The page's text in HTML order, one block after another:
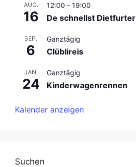
AUG.
16
12:00 - 19:00
De schnellst Dietfurter
SEP.
6
Ganztägig
Clüblireis
JAN.
24
Ganztägig
Kinderwagenrennen
Kalender anzeigen
Suchen